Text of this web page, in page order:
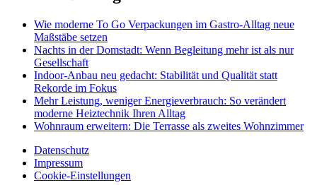
Wie moderne To Go Verpackungen im Gastro-Alltag neue
Maßstäbe setzen
Nachts in der Domstadt: Wenn Begleitung mehr ist als nur
Gesellschaft
Indoor-Anbau neu gedacht: Stabilität und Qualität statt
Rekorde im Fokus
Mehr Leistung, weniger Energieverbrauch: So verändert
moderne Heiztechnik Ihren Alltag
Wohnraum erweitern: Die Terrasse als zweites Wohnzimmer
Datenschutz
Impressum
Cookie-Einstellungen